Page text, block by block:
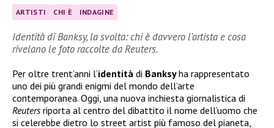
ARTISTI CHI È INDAGINE
Identità di Banksy, la svolta: chi è davvero l’artista e cosa
rivelano le foto raccolte da Reuters.
Per oltre trent’anni l’identità di Banksyha rappresentato
uno dei più grandi enigmi del mondo dell’arte
contemporanea. Oggi, una nuova inchiesta giornalistica di
Reutersriporta al centro del dibattito il nome dell’uomo che
si celerebbe dietro lo street artist più famoso del pianeta,